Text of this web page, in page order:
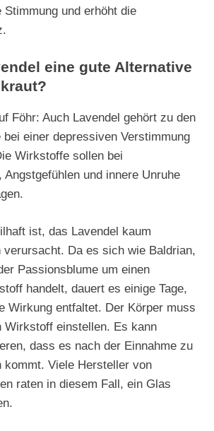
und erhöht die
eine gute Alternative
Föhr: Auch Lavendel gehört zu den
bei einer depressiven Verstimmung
Wirkstoffe sollen bei
Angstgefühlen und innere Unruhe
ist, das Lavendel kaum
verursacht. Da es sich wie Baldrian,
Passionsblume um einen
handelt, dauert es einige Tage,
Wirkung entfaltet. Der Körper muss
Wirkstoff einstellen. Es kann
dass es nach der Einnahme zu
kommt. Viele Hersteller von
raten in diesem Fall, ein Glas